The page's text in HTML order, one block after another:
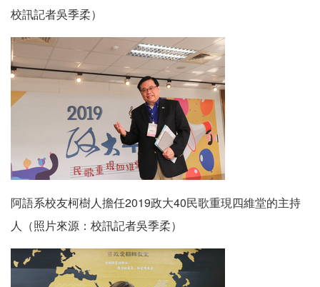
校訊記者吳季柔）
阿語系校友柯樹人擔任2019政大40民歌重現四維堂的主持
人（照片來源：校訊記者吳季柔）